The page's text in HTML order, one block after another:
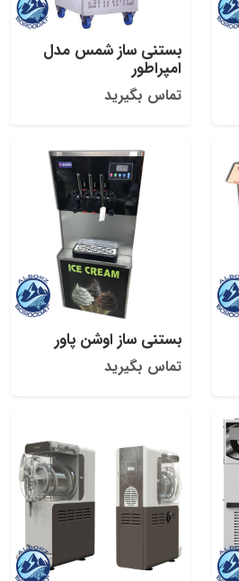
بستنی ساز شمس مدل
امپراطور
تماس بگیرید
بستنی ساز اوشن پاور
تماس بگیرید